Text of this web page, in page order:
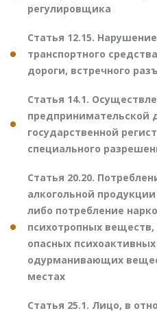
регулировщика
Статья 12.15.
транспортного
дороги, встречного
Статья 14.1.
предпринимательской
государственной
специального
Статья 20.20.
алкогольной
либо потребление
психотропных
опасных
одурманивающих
местах
Статья 25.1. Лицо, в